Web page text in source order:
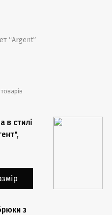
“Argent”
в стилі
з